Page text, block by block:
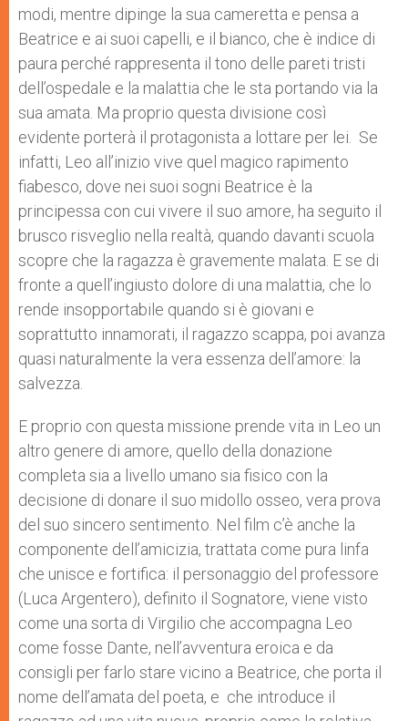
modi, mentre dipinge la sua cameretta e pensa a
Beatrice e ai suoi capelli, e il bianco, che è indice di
paura perché rappresenta il tono delle pareti tristi
dell’ospedale e la malattia che le sta portando via la
sua amata. Ma proprio questa divisione così
evidente porterà il protagonista a lottare per lei. Se
infatti, Leo all’inizio vive quel magico rapimento
fiabesco, dove nei suoi sogni Beatrice è la
principessa con cui vivere il suo amore, ha seguito il
brusco risveglio nella realtà, quando davanti scuola
scopre che la ragazza è gravemente malata. E se di
fronte a quell’ingiusto dolore di una malattia, che lo
rende insopportabile quando si è giovani e
soprattutto innamorati, il ragazzo scappa, poi avanza
quasi naturalmente la vera essenza dell’amore: la
salvezza.
E proprio con questa missione prende vita in Leo un
altro genere di amore, quello della donazione
completa sia a livello umano sia fisico con la
decisione di donare il suo midollo osseo, vera prova
del suo sincero sentimento. Nel film c’è anche la
componente dell’amicizia, trattata come pura linfa
che unisce e fortifica: il personaggio del professore
(Luca Argentero), definito il Sognatore, viene visto
come una sorta di Virgilio che accompagna Leo
come fosse Dante, nell’avventura eroica e da
consigli per farlo stare vicino a Beatrice, che porta il
nome dell’amata del poeta, e che introduce il